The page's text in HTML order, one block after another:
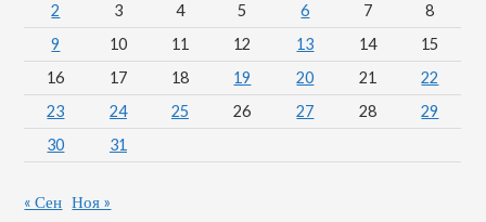
2
3 4 5 6 7
8
9
10 11 12 13 14
15
16
17 18 19 20 21
22
23
24 25 26 27 28
29
30
31
« Сен Ноя »